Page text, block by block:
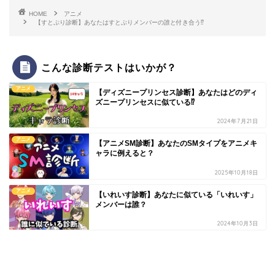
HOME
アニメ
【すとぷり診断】あなたはすとぷりメンバーの誰と付き合う⁉
こんな診断テストはいかが？
アニメ
【ディズニープリンセス診断】あなたはどのディ
ズニープリンセスに似ている⁉
2024年7月21日
アニメ
【アニメSM診断】あなたのSMタイプをアニメキ
ャラに例えると？
2025年10月18日
アニメ
【いれいす診断】あなたに似ている「いれいす」
メンバーは誰？
2024年10月3日